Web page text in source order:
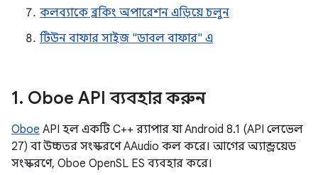
কলব্যাকে ব্লকিং অপারেশন এড়িয়ে চলুন
টিউন বাফার সাইজ "ডাবল বাফার" এ
1. Oboe API ব্যবহার করুন
Oboe API হল একটি C++ র‍্যাপার যা Android 8.1 (API লেভেল
27) বা উচ্চতর সংস্করণে AAudio কল করে। আগের অ্যান্ড্রয়েড
সংস্করণে, Oboe OpenSL ES ব্যবহার করে।